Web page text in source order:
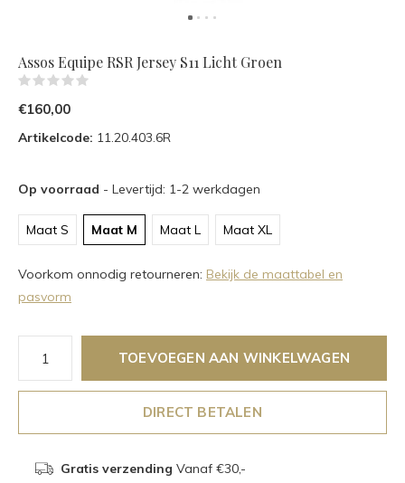
Assos Equipe RSR Jersey S11 Licht Groen
€160,00
Artikelcode: 11.20.403.6R
Op voorraad - Levertijd: 1-2 werkdagen
Maat S Maat M Maat L Maat XL
Voorkom onnodig retourneren: Bekijk de maattabel en
pasvorm
TOEVOEGEN AAN WINKELWAGEN
DIRECT BETALEN
Gratis verzending Vanaf €30,-